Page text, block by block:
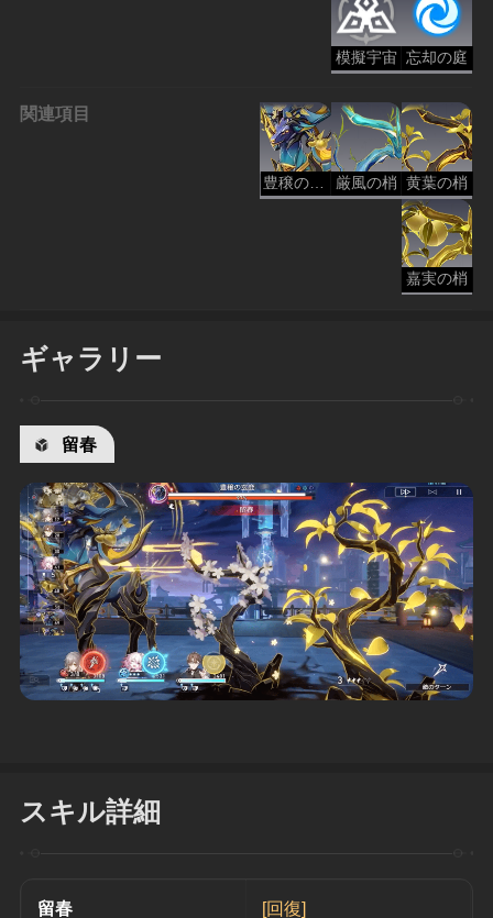
模擬宇宙 忘却の庭
関連項目
豊穣の玄鹿 厳風の梢 黄葉の梢
嘉実の梢
ギャラリー
留春
スキル詳細
留春 [回復]